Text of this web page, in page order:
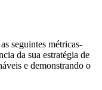
seguintes métricas-
da sua estratégia de
e demonstrando o